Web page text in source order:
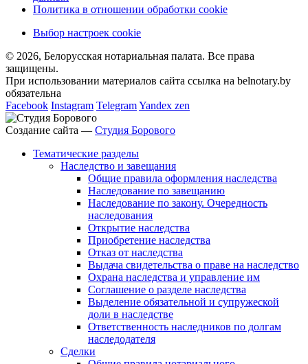
Политика в отношении обработки cookie
Выбор настроек cookie
© 2026, Белорусская нотариальная палата. Все права
защищены.
При использовании материалов сайта ссылка на belnotary.by
обязательна
Facebook Instagram TelegramYandex zen
Создание сайта — Студия Борового
Тематические разделы
Наследство и завещания
Общие правила оформления наследства
Наследование по завещанию
Наследование по закону. Очередность
наследования
Открытие наследства
Приобретение наследства
Отказ от наследства
Выдача свидетельства о праве на наследство
Охрана наследства и управление им
Соглашение о разделе наследства
Выделение обязательной и супружеской
доли в наследстве
Ответственность наследников по долгам
наследодателя
Сделки